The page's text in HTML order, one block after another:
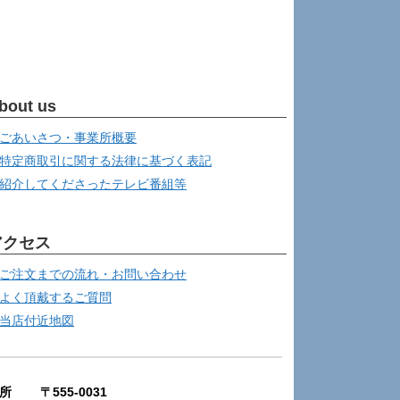
us
ごあいさつ・事業所概要
特定商取引に関する法律に基づく表記
紹介してくださったテレビ番組等
セス
ご注文までの流れ・お問い合わせ
よく頂戴するご質問
当店付近地図
所 〒555-0031